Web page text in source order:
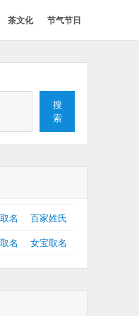
茶文化 节气节日
搜
索
名
百家姓氏
名 女宝取名